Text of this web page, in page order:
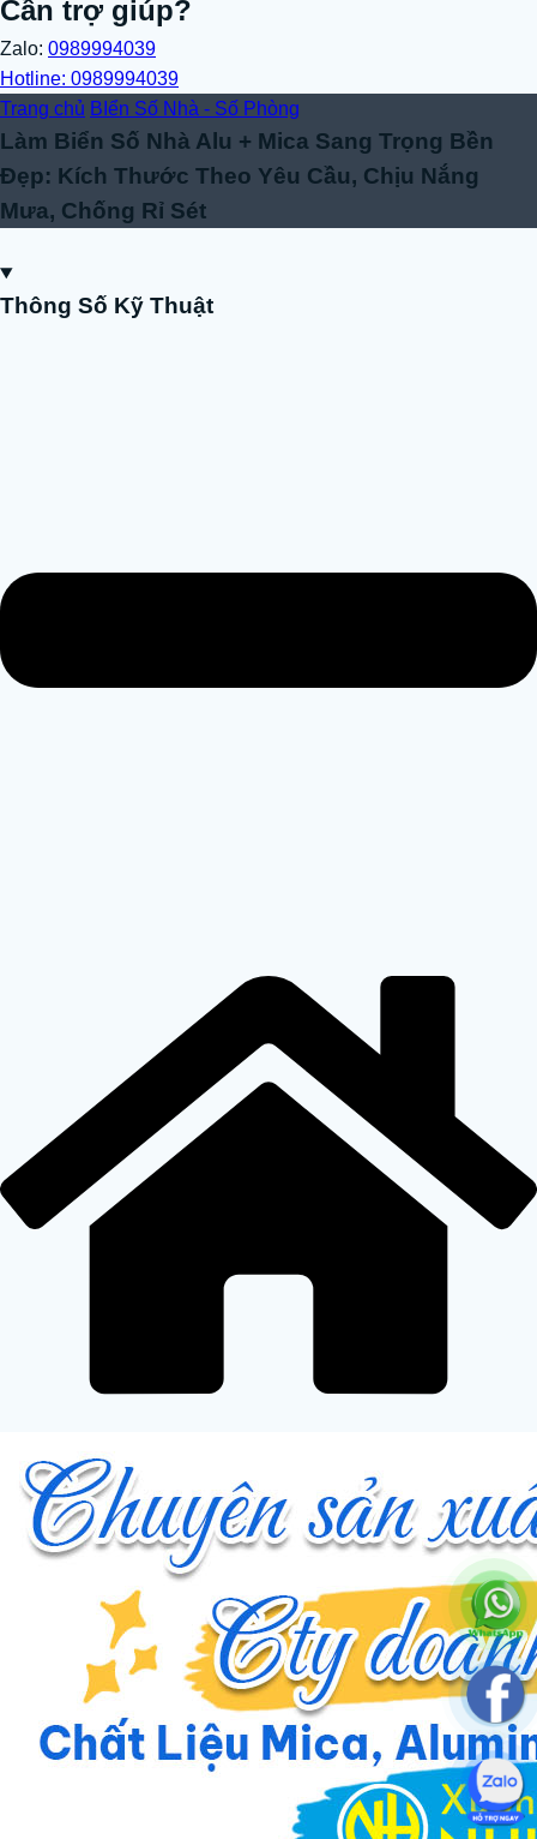
Cần trợ giúp?
Zalo: 0989994039
Hotline: 0989994039
Trang chủ BIển Số Nhà - Số Phòng
Làm Biển Số Nhà Alu + Mica Sang Trọng Bền
Đẹp: Kích Thước Theo Yêu Cầu, Chịu Nắng
Mưa, Chống Rỉ Sét
Thông Số Kỹ Thuật